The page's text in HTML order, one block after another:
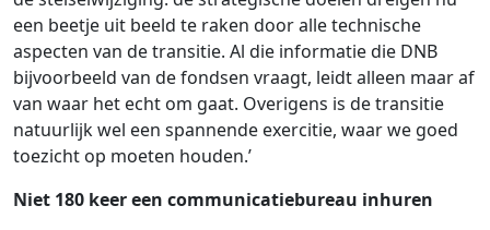
een beetje uit beeld te raken door alle technische
aspecten van de transitie. Al die informatie die DNB
bijvoorbeeld van de fondsen vraagt, leidt alleen maar af
van waar het echt om gaat. Overigens is de transitie
natuurlijk wel een spannende exercitie, waar we goed
toezicht op moeten houden.’
Niet 180 keer een communicatiebureau inhuren